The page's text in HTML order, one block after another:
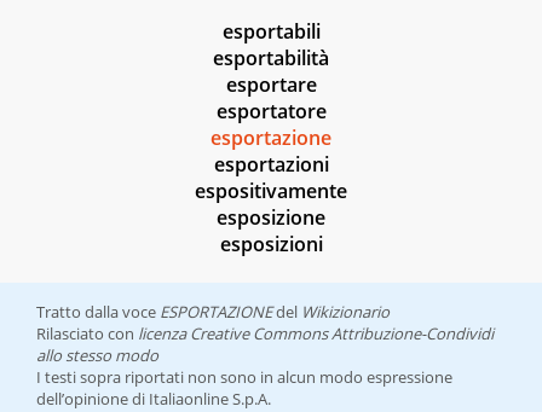
esportabili
esportabilità
esportare
esportatore
esportazione
esportazioni
espositivamente
esposizione
esposizioni
Tratto dalla voce ESPORTAZIONEdel Wikizionario
Rilasciato con licenza Creative Commons Attribuzione-Condividi
allo stesso modo
I testi sopra riportati non sono in alcun modo espressione
dell’opinione di Italiaonline S.p.A.